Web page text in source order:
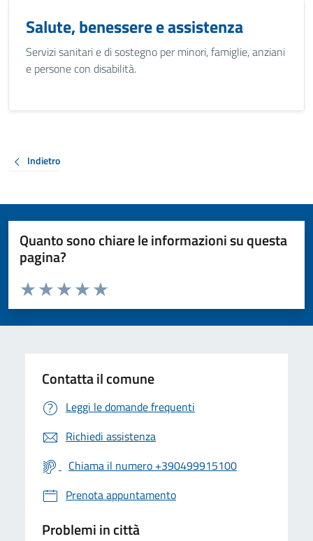
Salute, benessere e assistenza
Servizi sanitari e di sostegno per minori, famiglie, anziani
e persone con disabilità.
Indietro
Quanto sono chiare le informazioni su questa
pagina?
Valuta da 1 a 5 stelle la pagina
Valuta 5 stelle su 5
Valuta 4 stelle su 5
Valuta 3 stelle su 5
Valuta 2 stelle su 5
Valuta 1 stelle su 5
Contatta il comune
Leggi le domande frequenti
Richiedi assistenza
Chiama il numero +390499915100
Prenota appuntamento
Problemi in città